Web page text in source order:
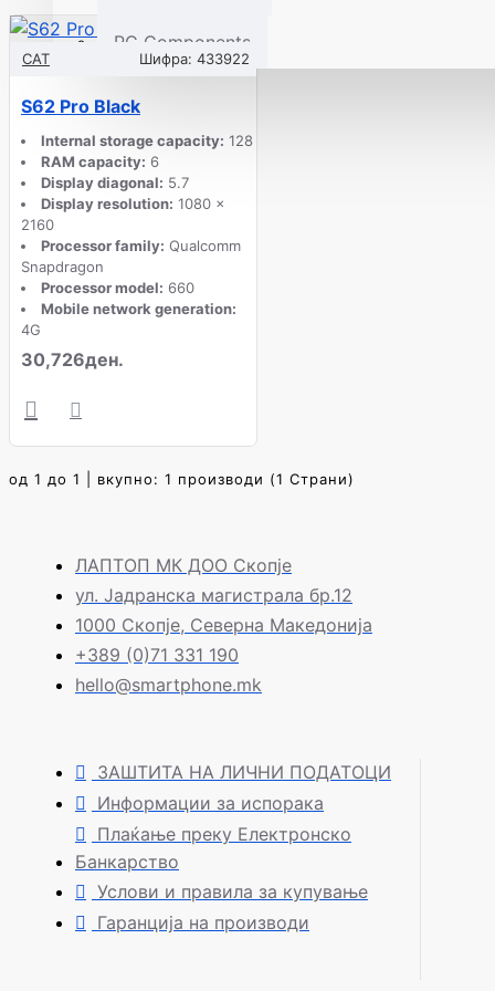
PC Components
CAT Шифра: 433922
S62 Pro Black
Internal storage capacity: 128
RAM capacity: 6
Display diagonal: 5.7
Display resolution: 1080 x
2160
Processor family: Qualcomm
Snapdragon
Processor model: 660
Mobile network generation:
4G
30,726ден.
од 1 до 1 | вкупно: 1 производи (1 Страни)
ЛАПТОП МК ДОО Скопје
ул. Јадранска магистрала бр.12
1000 Скопје, Северна Македонија
+389 (0)71 331 190
hello@smartphone.mk
ЗАШТИТА НА ЛИЧНИ ПОДАТОЦИ
Информации за испорака
Плаќање преку Електронско
Банкарство
Услови и правила за купување
Гаранција на производи